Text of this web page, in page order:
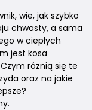
wie, jak szybko
chwasty, a sama
w ciepłych
jest kosa
różnią się te
oraz na jakie